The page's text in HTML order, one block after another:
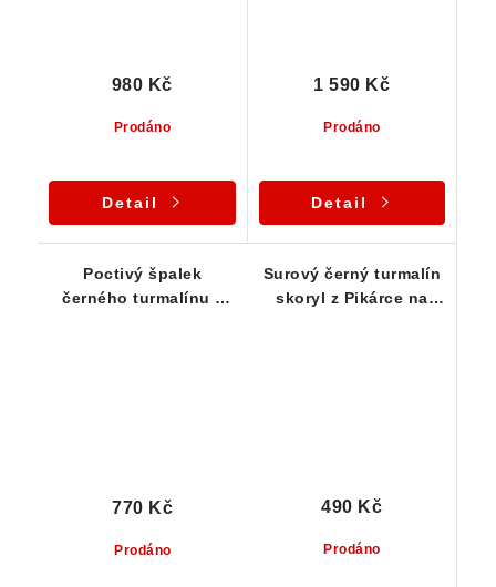
Prodáno
980 Kč
Detail
Prodáno
1 590 Kč
Detail
Poctivý špalek
černého turmalínu z
Prodáno
770 Kč
Surový černý turmalín
skoryl z Pikárce na
Prodáno
490 Kč